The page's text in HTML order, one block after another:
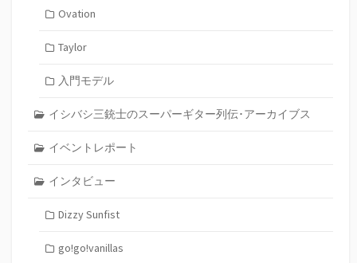
Ovation
Taylor
入門モデル
イシバシ三銃士のスーパーギター列伝･アーカイブス
イベントレポート
インタビュー
Dizzy Sunfist
go!go!vanillas